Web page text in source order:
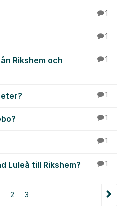
1
1
Rikshem och
1
1
1
1
Luleå till Rikshem? 1
2 3